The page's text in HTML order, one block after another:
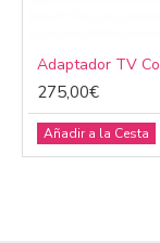
275,00€
Añadir a la Cesta